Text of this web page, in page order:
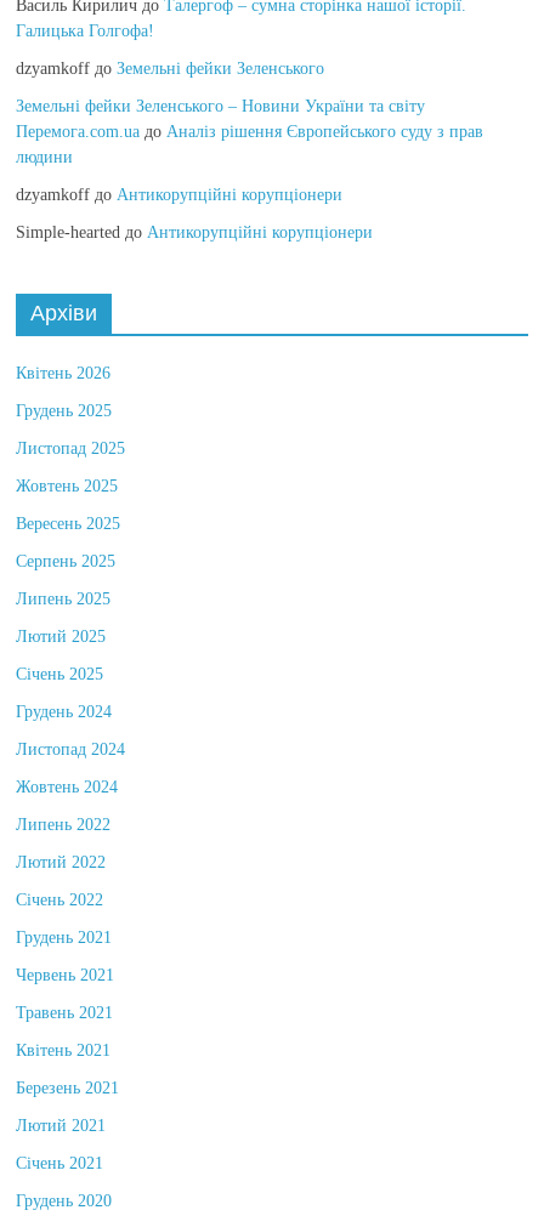
Василь Кирилич доТалергоф – сумна сторінка нашої історії.
Галицька Голгофа!
dzyamkoff доЗемельні фейки Зеленського
Земельні фейки Зеленського – Новини України та світу
Перемога.com.ua до Аналіз рішення Європейського суду з прав
людини
dzyamkoff до Антикорупційні корупціонери
Simple-hearted до Антикорупційні корупціонери
Архіви
Квітень 2026
Грудень 2025
Листопад 2025
Жовтень 2025
Вересень 2025
Серпень 2025
Липень 2025
Лютий 2025
Січень 2025
Грудень 2024
Листопад 2024
Жовтень 2024
Липень 2022
Лютий 2022
Січень 2022
Грудень 2021
Червень 2021
Травень 2021
Квітень 2021
Березень 2021
Лютий 2021
Січень 2021
Грудень 2020